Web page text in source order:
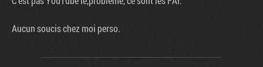
Aucun soucis chez moi perso.